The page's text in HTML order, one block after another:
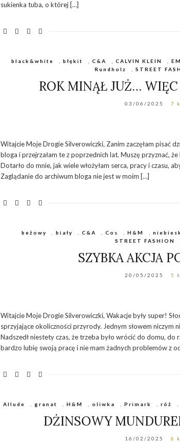
sukienka tuba, o której […]
black&white ,błękit ,C&A ,CALVIN KLEIN ,
Rundholz
STREET
ROK MINĄŁ JUŻ… WIĘC
03/06/2025 7
Witajcie Moje Drogie Silverowiczki, Zanim zaczęłam pisać
bloga i przejrzałam te z poprzednich lat. Muszę przyznać,
Dotarło do mnie, jak wiele włożyłam serca, pracy i czasu,
Zaglądanie do archiwum bloga nie jest w moim […]
beżowy ,biały ,C&A ,Cos ,H&M ,
STREET FASHION
SZYBKA AKCJA
20/05/2025 5
Witajcie Moje Drogie Silverowiczki, Wakacje były super!
sprzyjające okoliczności przyrody. Jednym słowem niczym
Nadszedł niestety czas, że trzeba było wrócić do domu, do
bardzo lubię swoją pracę i nie mam żadnych problemów z
Allude granat H&M oliwka Primark róż
DŻINSOWY
16/02/2025 6